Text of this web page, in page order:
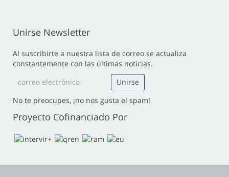
Unirse Newsletter
Al suscribirte a nuestra lista de correo se actualiza
constantemente con las últimas noticias.
No te preocupes, ¡no nos gusta el spam!
Proyecto Cofinanciado Por